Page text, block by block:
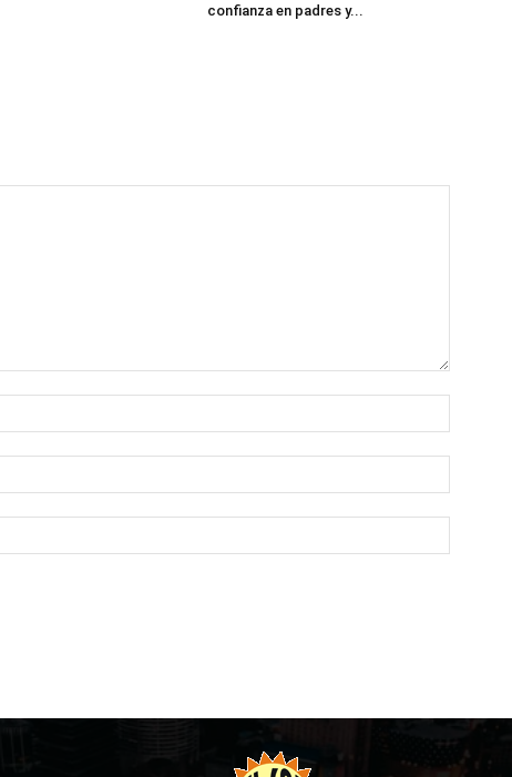
confianza en padres y...